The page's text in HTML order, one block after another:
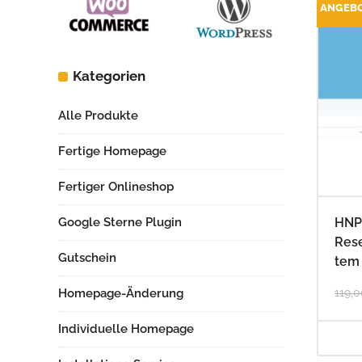
Kategorien
Alle Produkte
Fertige Homepage
Fertiger Onlineshop
Google Sterne Plugin
Gutschein
Homepage-Änderung
Individuelle Homepage
HNP
tem